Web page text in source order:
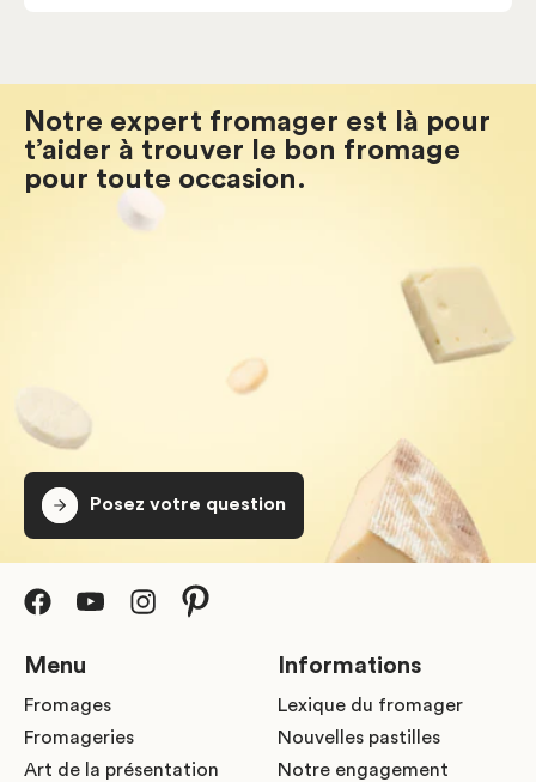
Notre expert fromager est là pour
t’aider à trouver le bon fromage
pour toute occasion.
Posez votre question
Menu
Fromages
Fromageries
Art de la présentation
Informations
Lexique du fromager
Nouvelles pastilles
Notre engagement